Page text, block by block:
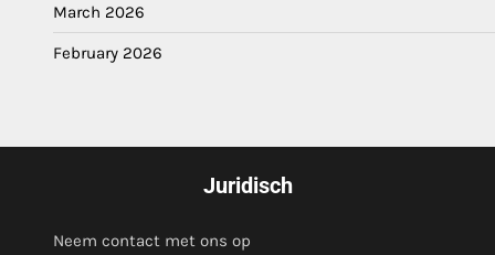
March 2026
February 2026
Juridisch
Neem contact met ons op